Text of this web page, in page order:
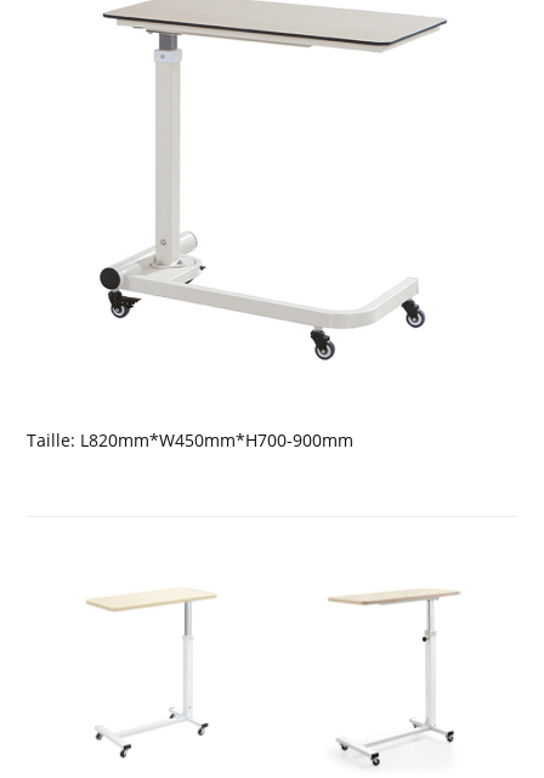
Taille: L820mm*W450mm*H700-900mm